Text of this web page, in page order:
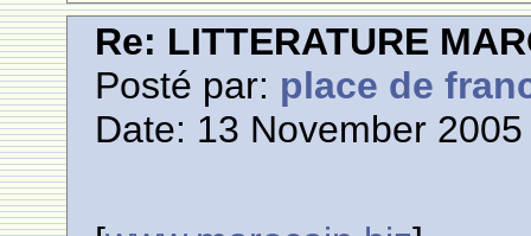
Re: LITTERATURE
Posté par: place de
Date: 13 November